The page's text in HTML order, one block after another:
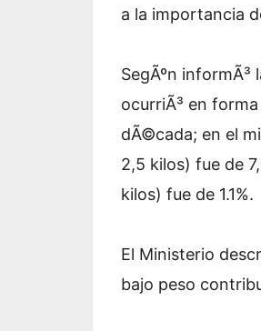
a la importancia
SegÃºn
ocurriÃ³ en
dÃ©cada; en el
2,5 kilos) fue de
kilos) fue de 1.1%.
El Ministerio
bajo peso